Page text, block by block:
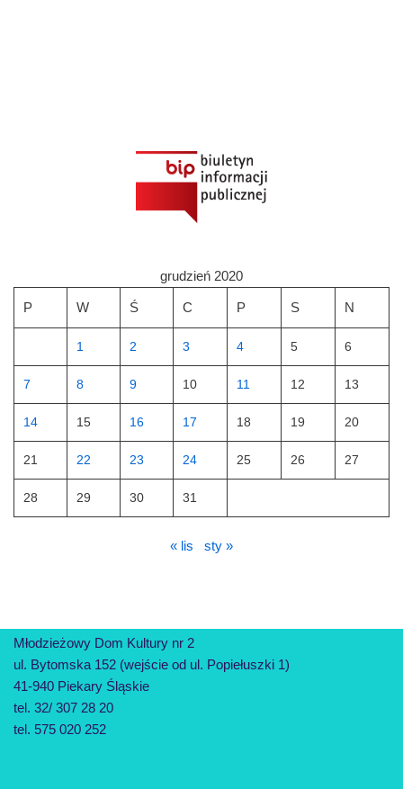
grudzień 2020
P W Ś C P S N
1 2 3 4 5 6
7 8 9 10 11 12 13
14 15 16 17 18 19 20
21 22 23 24 25 26 27
28 29 30 31
« lis sty »
Młodzieżowy Dom Kultury nr 2
ul. Bytomska 152 (wejście od ul. Popiełuszki 1)
41-940 Piekary Śląskie
tel. 32/ 307 28 20
tel. 575 020 252